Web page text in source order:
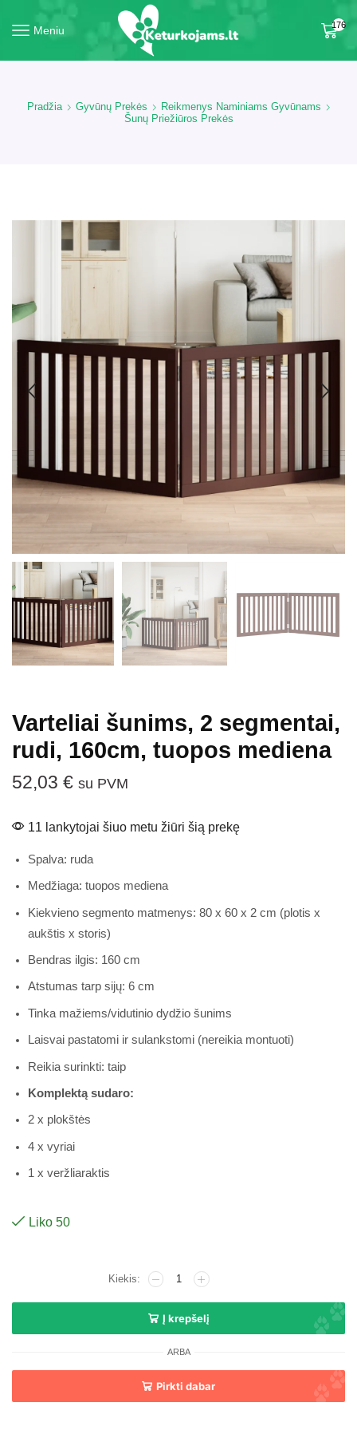
Meniu 176
Pradžia Gyvūnų Prekės
Reikmenys Naminiams Gyvūnams
Šunų Priežiūros Prekės
Varteliai šunims, 2 segmentai,
rudi, 160cm, tuopos mediena
52,03 € su PVM
11 lankytojai šiuo metu žiūri šią prekę
Spalva: ruda
Medžiaga: tuopos mediena
Kiekvieno segmento matmenys: 80 x 60 x 2 cm (plotis x
aukštis x storis)
Bendras ilgis: 160 cm
Atstumas tarp sijų: 6 cm
Tinka mažiems/vidutinio dydžio šunims
Laisvai pastatomi ir sulankstomi (nereikia montuoti)
Reikia surinkti: taip
Komplektą sudaro:
2 x plokštės
4 x vyriai
1 x veržliaraktis
Liko 50
Į krepšelį
ARBA
Pirkti dabar